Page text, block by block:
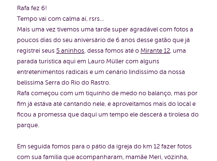
Rafa fez 6!
Tempo vai com calma aí, rsrs...
Mais uma vez tivemos uma tarde super agradável com fotos a
poucos dias do seu aniversário de 6 anos desse gatão que já
registrei seus 5 aninhos, dessa fomos até o Mirante 12, uma
parada turistica aqui em Lauro Müller com alguns
entretenimentos radicais e um cenário lindissimo da nossa
belissima Serra do Rio do Rastro.
Rafa começou com um tiquinho de medo no balanço, mas por
fim já estáva até cantando nele, e aproveitamos mais do local e
ficou a promessa que daqui um tempo ele descerá a tirolesa do
parque.
Em seguida fomos para o pátio da igreja do km 12 fazer fotos
com sua família que acompanharam, mamãe Meri, vózinha,